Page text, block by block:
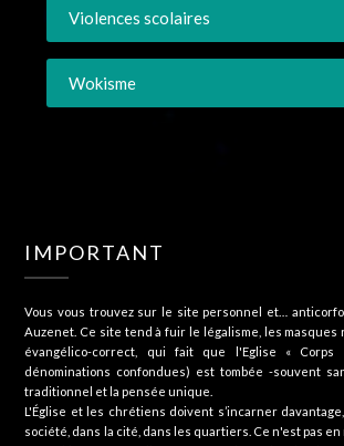
Violences scolaires
Wokisme
IMPORTANT
Vous vous trouvez sur le site personnel et…
Auzenet. Ce site tend à fuir le légalisme, les masques
évangélico-correct, qui fait que l'Eglise «
dénominations confondues) est tombée -souvent
traditionnel et la pensée unique.
L'Église et les chrétiens doivent s’incarner
société, dans la cité, dans les quartiers. Ce n'est pas